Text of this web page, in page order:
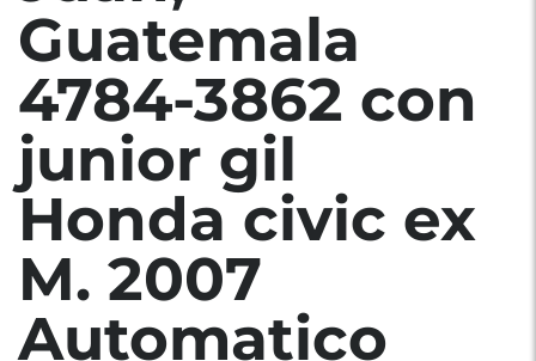
Guatemala
4784-3862 con
junior gil
Honda civic ex
M. 2007
Automatico